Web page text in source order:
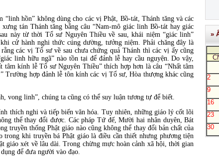
“linh hồn” không dùng cho các vị Phật, Bồ-tát, Thánh tăng và các
tán Thánh tăng bằng câu “Nam-mô giác linh Bồ-tát hay giác
này từ thời Tổ sư Nguyên Thiều về sau, khái niệm “giác linh”
cử hành nghi thức cúng dường, tưởng niệm. Phải chăng đây là
các vị Tổ sư về sau chưa chứng quả Thánh thì các vị ấy cũng
linh hữu ngã” nào tồn tại để đảnh lễ hay cầu nguyện. Do vậy,
tâm kính lễ Tổ sư Nguyên Thiều” thích hợp hơn là câu “Nhất tâm
Trường hợp đảnh lễ tôn kính các vị Tổ sư, Hòa thượng khác cũng
vong linh”, chúng ta cũng có thể suy luận tương tự để biết.
thích nghi và tiếp biến văn hóa. Tuy nhiên, những giáo lý cốt lõi
thể thay đổi được. Các pháp Tứ đế, Mười hai nhân duyên, Bát
truyền thống Phật giáo nào cũng không thể thay đổi bản chất của
trong khi truyền bá Phật giáo là điều cần thiết nhưng phương tiện
giáo xét về lâu dài. Trong chừng mực hoàn cảnh xã hội, thời gian
để đưa người vào đạo.
»
2
9
16
23
30